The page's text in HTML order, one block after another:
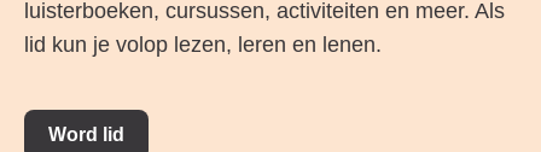
luisterboeken, cursussen, activiteiten en meer. Als
lid kun je volop lezen, leren en lenen.
Word lid